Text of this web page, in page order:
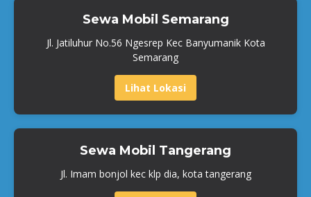
Sewa Mobil Semarang
Jl. Jatiluhur No.56 Ngesrep Kec Banyumanik Kota
Semarang
Lihat Lokasi
Sewa Mobil Tangerang
Jl. Imam bonjol kec klp dia, kota tangerang